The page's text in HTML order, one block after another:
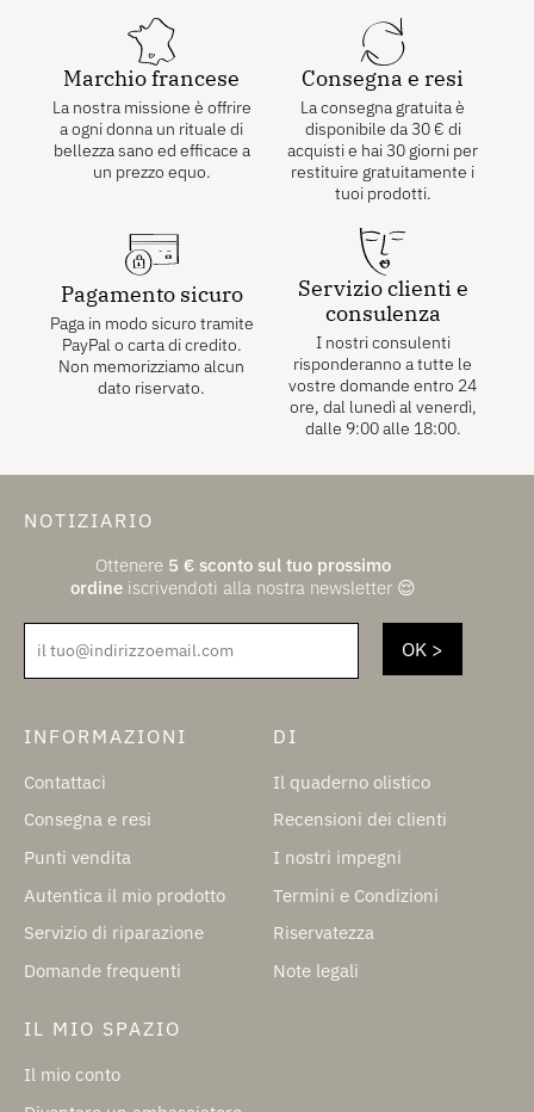
Marchio francese
La nostra missione è offrire
a ogni donna un rituale di
bellezza sano ed efficace a
un prezzo equo.
Consegna e resi
La consegna gratuita è
disponibile da 30 € di
acquisti e hai 30 giorni per
restituire gratuitamente i
tuoi prodotti.
Pagamento sicuro
Paga in modo sicuro tramite
PayPal o carta di credito.
Non memorizziamo alcun
dato riservato.
Servizio clienti e
consulenza
I nostri consulenti
risponderanno a tutte le
vostre domande entro 24
ore, dal lunedì al venerdì,
dalle 9:00 alle 18:00.
NOTIZIARIO
Ottenere 5 € sconto sul tuo prossimo
ordine iscrivendoti alla nostra newsletter 😌
il tuo@indirizzoemail.com
INFORMAZIONI
Contattaci
Consegna e resi
Punti vendita
Autentica il mio prodotto
Servizio di riparazione
Domande frequenti
DI
Il quaderno olistico
Recensioni dei clienti
I nostri impegni
Termini e Condizioni
Riservatezza
Note legali
IL MIO SPAZIO
Il mio conto